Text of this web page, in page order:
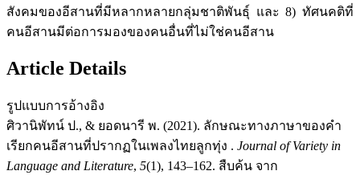
สังคมของอีสานที่มีหลากหลายกลุ่มชาติพันธุ์ และ 8) ทัศนคติที่
คนอีสานมีต่อการมองของคนอื่นที่ไม่ใช่คนอีสาน
Article Details
รูปแบบการอ้างอิง
ศิวานิพัทน์ ป., & ยอดนารี พ. (2021). ลักษณะทางภาษาของคำ
เรียกคนอีสานที่ปรากฏในเพลงไทยลูกทุ่ง . Journal of Variety in
Language and Literature, 5(1), 143–162. สืบค้น จาก